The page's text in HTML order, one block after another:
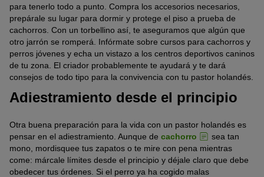
para tenerlo todo a punto. Compra los accesorios necesarios,
prepárale su lugar para dormir y protege el piso a prueba de
cachorros. Con un torbellino así, te aseguramos que algún que
otro jarrón se romperá. Infórmate sobre cursos para cachorros y
perros jóvenes y echa un vistazo a los centros deportivos caninos
de tu zona. El criador probablemente te ayudará y te dará
consejos de todo tipo para la convivencia con tu pastor holandés.
Adiestramiento desde el principio
Otra buena preparación para la vida con un pastor holandés es
pensar en el adiestramiento. Aunque de cachorro
sea tan
mono, mordisquee tus zapatos o te mire con pena mientras
come: márcale límites desde el principio y déjale claro que debe
obedecer tus órdenes. Si el perro ya ha cogido malas